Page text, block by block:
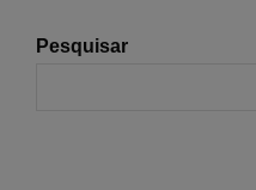
Pesquisar